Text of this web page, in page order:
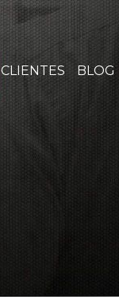
CLIENTES BLOG